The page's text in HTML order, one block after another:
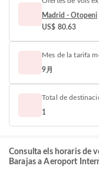
Madrid - Otopeni
US$ 80.63
Mes de la tarifa
9月
Total de
1
Consulta els horaris de
Barajas a Aeroport